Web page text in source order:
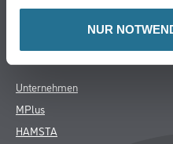
NUR
Verbrauchsmaterialien
Unternehmen
MPlus
HAMSTA